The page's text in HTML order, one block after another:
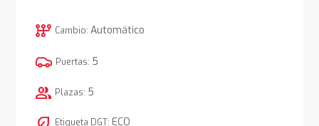
auto_transmission Cambio: Automático
Puertas: 5
group Plazas: 5
Etiqueta DGT: ECO